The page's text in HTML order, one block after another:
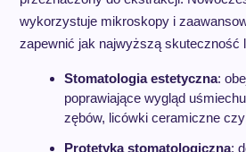
wykorzystuje mikroskopy i
zapewnić jak najwyższą skuteczność
Stomatologia estetyczna:
poprawiające wygląd
zębów, licówki ceramiczne
Protetyka stomatologiczna: